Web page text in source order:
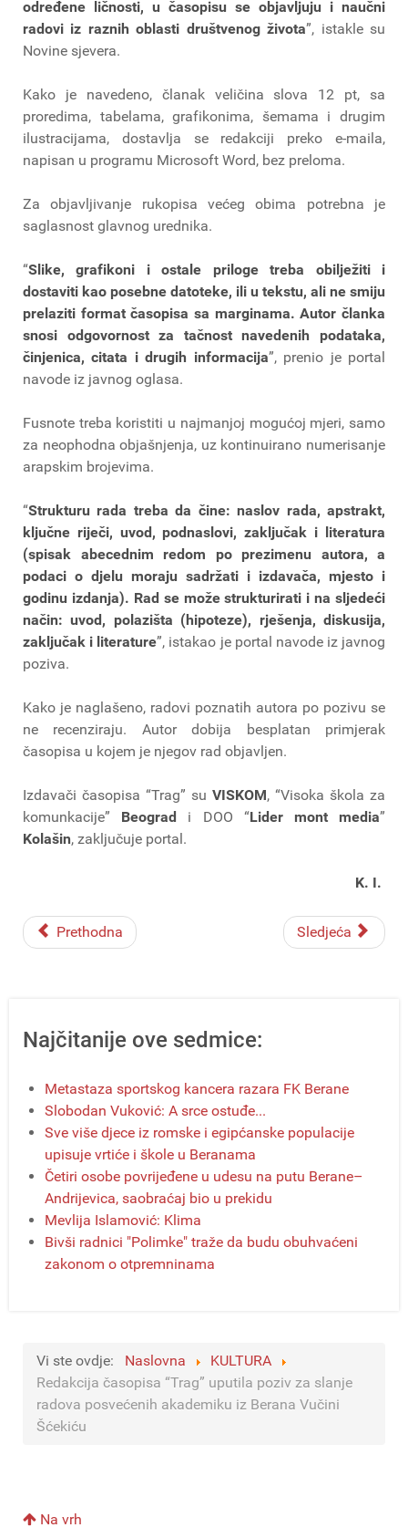
određene ličnosti, u časopisu se objavljuju i naučni
radovi iz raznih oblasti društvenog života”, istakle su
Novine sjevera.
Kako je navedeno, članak veličina slova 12 pt, sa
proredima, tabelama, grafikonima, šemama i drugim
ilustracijama, dostavlja se redakciji preko e-maila,
napisan u programu Microsoft Word, bez preloma.
Za objavljivanje rukopisa većeg obima potrebna je
saglasnost glavnog urednika.
“Slike, grafikoni i ostale priloge treba obilježiti i
dostaviti kao posebne datoteke, ili u tekstu, ali ne smiju
prelaziti format časopisa sa marginama. Autor članka
snosi odgovornost za tačnost navedenih podataka,
činjenica, citata i drugih informacija”, prenio je portal
navode iz javnog oglasa.
Fusnote treba koristiti u najmanjoj mogućoj mjeri, samo
za neo­phodna objašnjenja, uz kontinuirano numerisanje
arapskim brojevima.
“Strukturu rada treba da čine: naslov rada, apstrakt,
ključne riječi, uvod, podnaslovi, zaključak i literatura
(spisak abecednim redom po prezimenu autora, a
podaci o djelu moraju sadržati i izdavača, mjesto i
godinu izdanja). Rad se može strukturirati i na sljedeći
način: uvod, polazišta (hipoteze), rješenja, diskusija,
zaključak i literature”, istakao je portal navode iz javnog
poziva.
Kako je naglašeno, radovi poznatih autora po pozivu se
ne recenziraju. Autor dobija besplatan primjerak
časopisa u kojem je njegov rad objavljen.
Izdavači časopisa “Trag” su VISKOM, “Visoka škola za
komunkacije” Beograd i DOO “Lider mont media”
Kolašin, zaključuje portal.
K. I.
Prethodna Sledjeća
Najčitanije ove sedmice:
Metastaza sportskog kancera razara FK Berane
Slobodan Vuković: A srce ostuđe...
Sve više djece iz romske i egipćanske populacije
upisuje vrtiće i škole u Beranama
Četiri osobe povrijeđene u udesu na putu Berane–
Andrijevica, saobraćaj bio u prekidu
Mevlija Islamović: Klima
Bivši radnici "Polimke" traže da budu obuhvaćeni
zakonom o otpremninama
Vi ste ovdje: Naslovna
KULTURA
Redakcija časopisa “Trag” uputila poziv za slanje
radova posvećenih akademiku iz Berana Vučini
Šćekiću
Na vrh